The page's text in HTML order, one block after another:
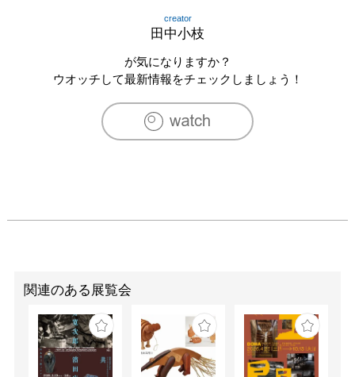
creator
田中小枝
が気になりますか？
ウオッチして最新情報をチェックしましょう！
関連のある展覧会